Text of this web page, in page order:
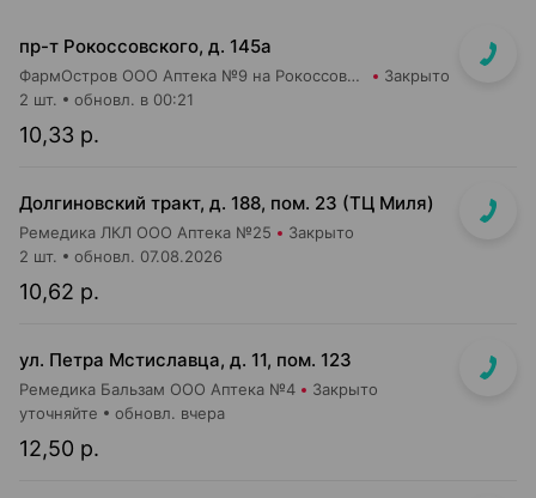
пр-т Рокоссовского, д. 145а
ФармОстров ООО Аптека №9 на Рокоссовского Закрыто
10,33 р.
2 шт. обновл. в 00:21
Долгиновский тракт, д. 188, пом. 23 (ТЦ Миля)
Ремедика ЛКЛ ООО Аптека №25 Закрыто
10,62 р.
2 шт. обновл. 07.08.2026
ул. Петра Мстиславца, д. 11, пом. 123
Ремедика Бальзам ООО Аптека №4 Закрыто
12,50 р.
уточняйте обновл. вчера